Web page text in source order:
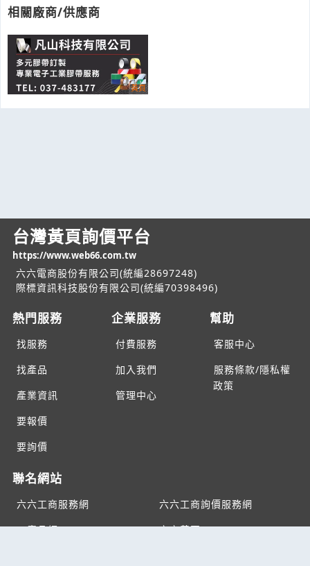
相關廠商/供應商
台灣黃頁詢價平台
https://www.web66.com.tw
六六電商股份有限公司(統編28697248)
際標資訊科技股份有限公司(統編70398496)
熱門服務
找服務
找產品
產業資訊
要報價
要詢價
企業服務
付費服務
加入我們
管理中心
幫助
客服中心
服務條款/隱私權
政策
聯名網站
六六工商服務網
六六工商詢價服務網
JB產品網
六六黃頁